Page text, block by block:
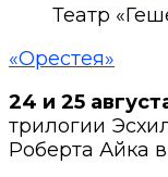
Театр
«Орестея»
24 и 25
трилогии
Роберта Айка